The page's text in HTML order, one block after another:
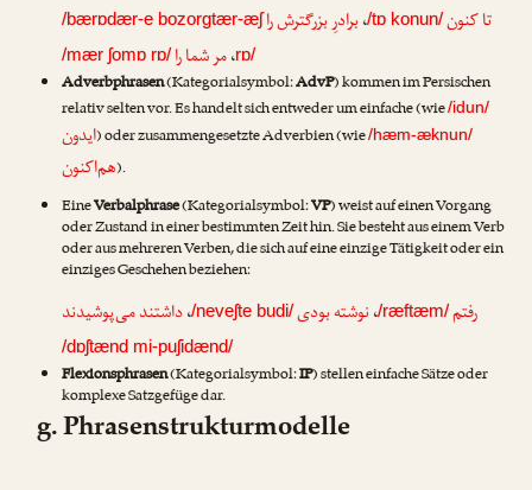
تا کنون/tɒ konun/،برادرِ بزرگترش را /bærɒdær-e bozorgtær-æʃ
rɒ/،مر شما را /mær ʃomɒ rɒ/
Adverbphrasen(Kategorialsymbol:AdvP) kommen im Persischen
relativ selten vor. Es handelt sich entweder um einfache (wie/idun/
ایدون) oder zusammengesetzte Adverbien (wie/hæm-æknun/
هم‌اکنون).
EineVerbalphrase(Kategorialsymbol:VP) weist auf einen Vorgang
oder Zustand in einer bestimmten Zeit hin. Sie besteht aus einem Verb
oder aus mehreren Verben, die sich auf eine einzige Tätigkeit oder ein
einziges Geschehen beziehen:
رفتم/ræftæm/،نوشته بودی/neveʃte budi/،داشتند می‌پوشیدند
/dɒʃtænd mi-puʃidænd/
Flexionsphrasen(Kategorialsymbol:IP) stellen einfache Sätze oder
komplexe Satzgefüge dar.
g. Phrasenstrukturmodelle